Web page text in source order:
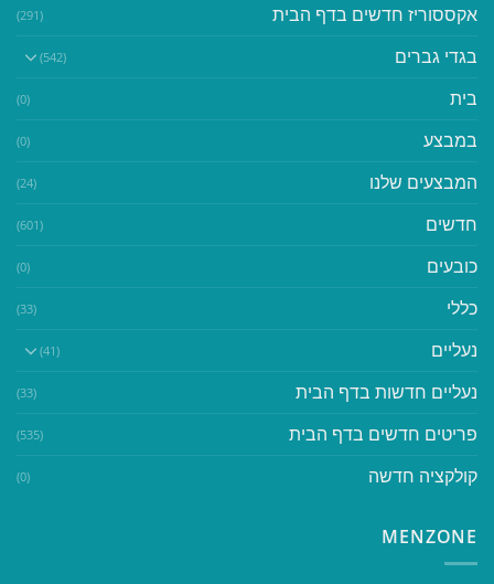
אקססוריז חדשים בדף הבית (291)
בגדי גברים (542)
בית (0)
במבצע (0)
המבצעים שלנו (24)
חדשים (601)
כובעים (0)
כללי (33)
נעליים (41)
נעליים חדשות בדף הבית (33)
פריטים חדשים בדף הבית (535)
קולקציה חדשה (0)
MENZONE